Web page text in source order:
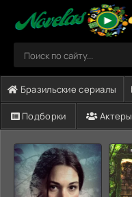
Бразильские сериалы
Подборки Актеры